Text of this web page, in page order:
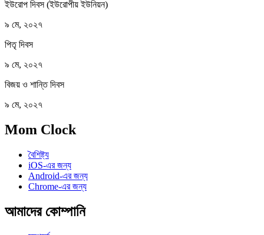
ইউরোপ দিবস (ইউরোপীয় ইউনিয়ন)
৯ মে, ২০২৭
পিতৃ দিবস
৯ মে, ২০২৭
বিজয় ও শান্তি দিবস
৯ মে, ২০২৭
Mom Clock
বৈশিষ্ট্য
iOS-এর জন্য
Android-এর জন্য
Chrome-এর জন্য
আমাদের কোম্পানি